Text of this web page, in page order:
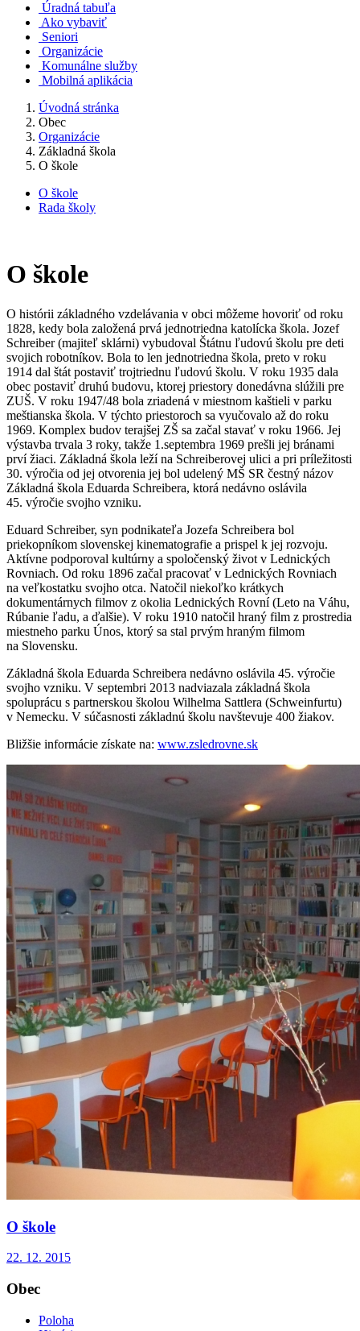
Úradná tabuľa
Ako vybaviť
Seniori
Organizácie
Komunálne služby
Mobilná aplikácia
Úvodná stránka
Obec
Organizácie
Základná škola
O škole
O škole
Rada školy
O škole
O histórii základného vzdelávania v obci môžeme hovoriť od roku
1828, kedy bola založená prvá jednotriedna katolícka škola. Jozef
Schreiber (majiteľ sklárni) vybudoval Štátnu ľudovú školu pre deti
svojich robotníkov. Bola to len jednotriedna škola, preto v roku
1914 dal štát postaviť trojtriednu ľudovú školu. V roku 1935 dala
obec postaviť druhú budovu, ktorej priestory donedávna slúžili pre
ZUŠ. V roku 1947/48 bola zriadená v miestnom kaštieli v parku
meštianska škola. V týchto priestoroch sa vyučovalo až do roku
1969. Komplex budov terajšej ZŠ sa začal stavať v roku 1966. Jej
výstavba trvala 3 roky, takže 1.septembra 1969 prešli jej bránami
prví žiaci. Základná škola leží na Schreiberovej ulici a pri príležitosti
30. výročia od jej otvorenia jej bol udelený MŠ SR čestný názov
Základná škola Eduarda Schreibera, ktorá nedávno oslávila
45. výročie svojho vzniku.
Eduard Schreiber, syn podnikateľa Jozefa Schreibera bol
priekopníkom slovenskej kinematografie a prispel k jej rozvoju.
Aktívne podporoval kultúrny a spoločenský život v Lednických
Rovniach. Od roku 1896 začal pracovať v Lednických Rovniach
na veľkostatku svojho otca. Natočil niekoľko krátkych
dokumentárnych filmov z okolia Lednických Rovní (Leto na Váhu,
Rúbanie ľadu, a ďalšie). V roku 1910 natočil hraný film z prostredia
miestneho parku Únos, ktorý sa stal prvým hraným filmom
na Slovensku.
Základná škola Eduarda Schreibera nedávno oslávila 45. výročie
svojho vzniku. V septembri 2013 nadviazala základná škola
spoluprácu s partnerskou školou Wilhelma Sattlera (Schweinfurtu)
v Nemecku. V súčasnosti základnú školu navštevuje 400 žiakov.
Bližšie informácie získate na: www.zsledrovne.sk
O škole
22. 12. 2015
Obec
Poloha